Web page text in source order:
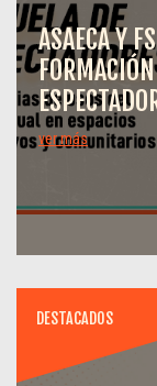
ASAECA Y
ver más
DESTACADOS